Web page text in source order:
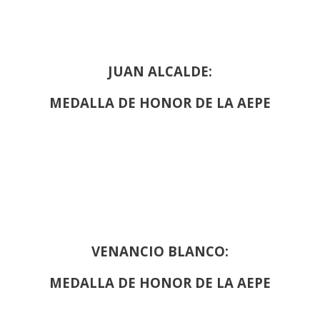
JUAN ALCALDE:
MEDALLA DE HONOR DE LA AEPE
VENANCIO BLANCO:
MEDALLA DE HONOR DE LA AEPE